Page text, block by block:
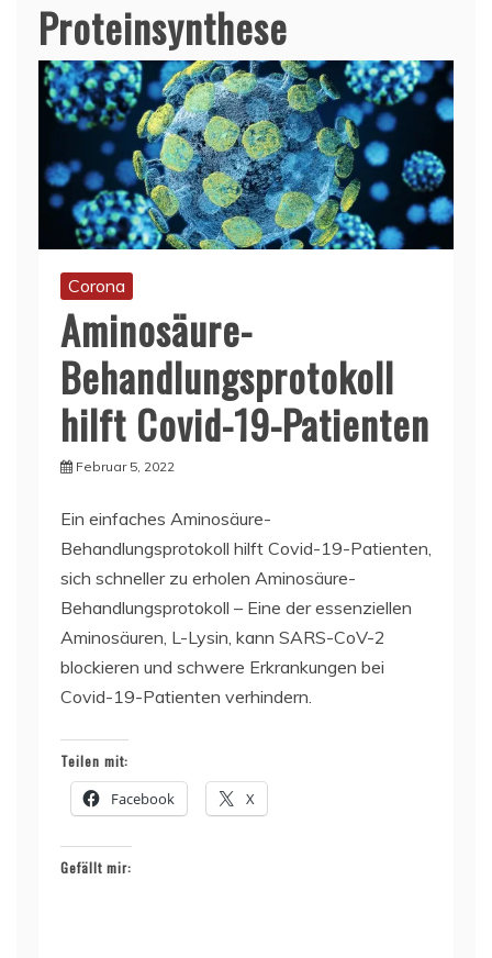
Proteinsynthese
Corona
Aminosäure-
Behandlungsprotokoll
hilft Covid-19-Patienten
Februar 5, 2022
Ein einfaches Aminosäure-
Behandlungsprotokoll hilft Covid-19-Patienten,
sich schneller zu erholen Aminosäure-
Behandlungsprotokoll – Eine der essenziellen
Aminosäuren, L-Lysin, kann SARS-CoV-2
blockieren und schwere Erkrankungen bei
Covid-19-Patienten verhindern.
Teilen mit:
Facebook X
Gefällt mir: